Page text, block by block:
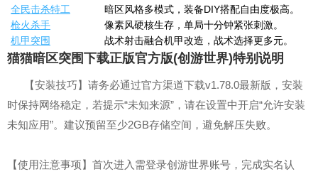
全民击杀特工
暗区风格多模式，装备DIY搭配自由度极高。
枪火杀手
像素风硬核生存，单局十分钟紧张刺激。
机甲突围
战术射击融合机甲改造，战术选择更多元。
猫猫暗区突围下载正版官方版(创游世界)特别说明
【安装技巧】请务必通过官方渠道下载v1.78.0最新版，安装
时保持网络稳定，若提示“未知来源”，请在设置中开启“允许安装
未知应用”。建议预留至少2GB存储空间，避免解压失败。
【使用注意事项】首次进入需登录创游世界账号，完成实名认